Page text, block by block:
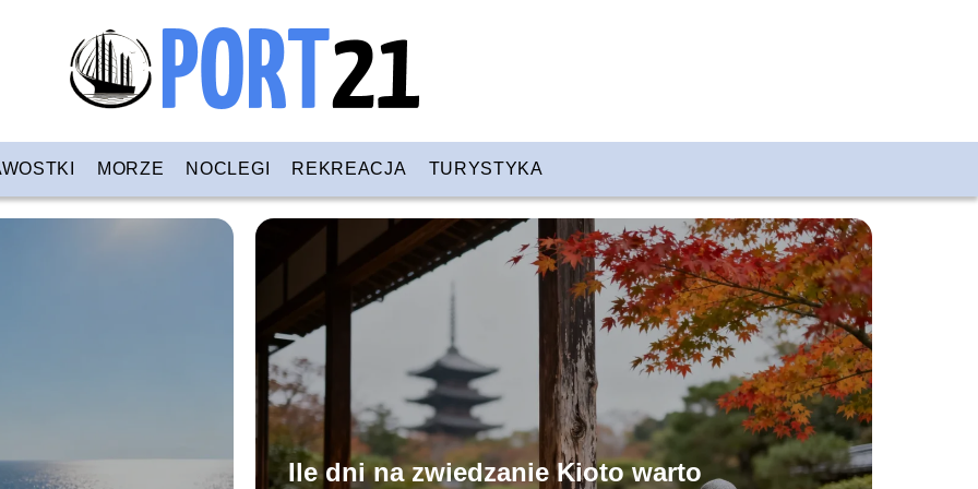
MORZE NOCLEGI REKREACJA TURYSTYKA
Ile dni na zwiedzanie Kioto warto